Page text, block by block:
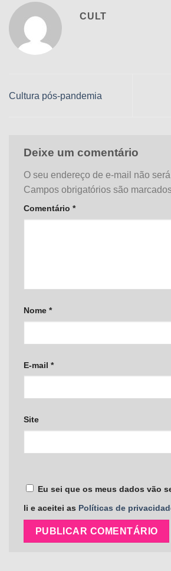
CULT
Cultura pós-pandemia
Deixe um comentário
O seu endereço de e-mail não
Campos obrigatórios são
Comentário *
Nome *
E-mail *
Site
Eu sei que os meus dados vão
li e aceitei as Políticas de